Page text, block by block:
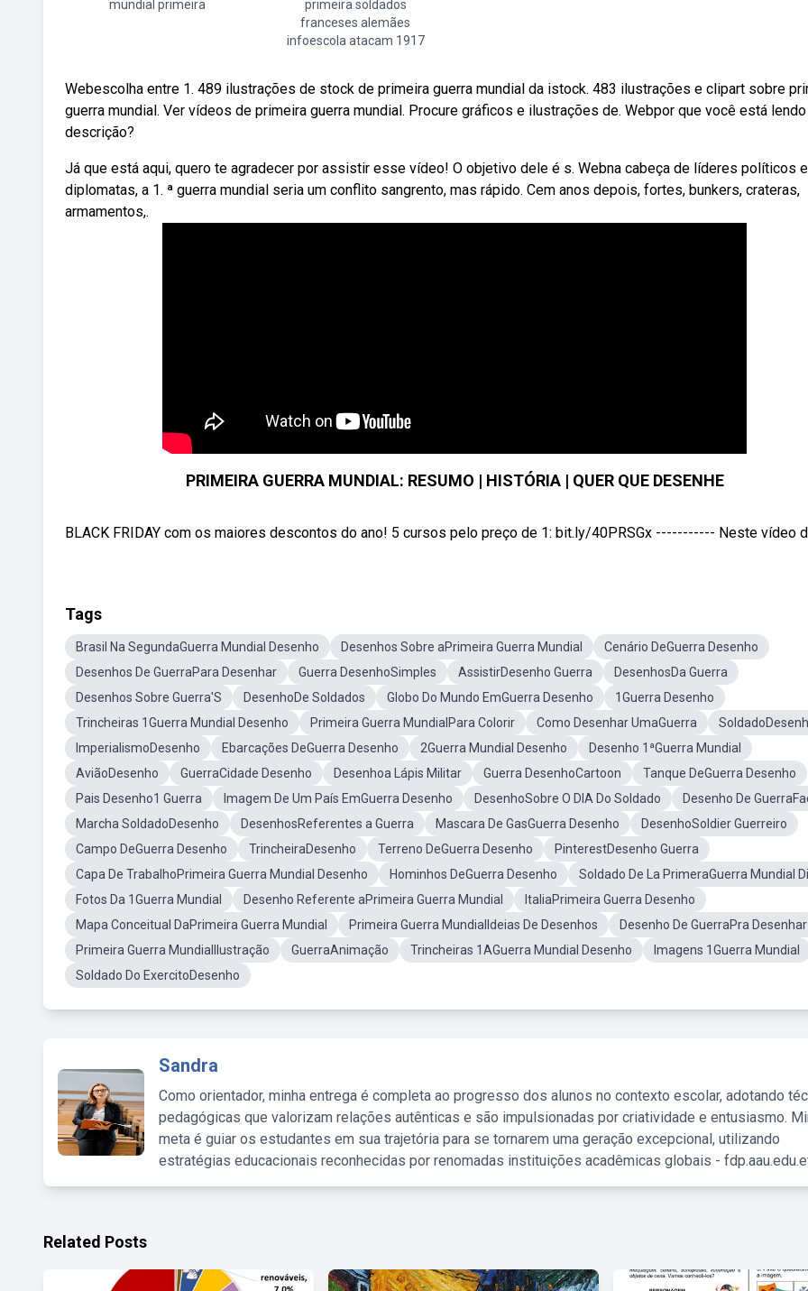
mundial primeira
primeira soldados
franceses alemães
infoescola atacam 1917
Webescolha entre 1. 489 ilustrações de stock de primeira guerra mundial da istock. 483 ilustrações e clipart sobre
guerra mundial. Ver vídeos de primeira guerra mundial. Procure gráficos e ilustrações de. Webpor que você está
descrição?
Já que está aqui, quero te agradecer por assistir esse vídeo! O objetivo dele é s. Webna cabeça de líderes políticos e
diplomatas, a 1. ª guerra mundial seria um conflito sangrento, mas rápido. Cem anos depois, fortes, bunkers, crateras,
armamentos,.
PRIMEIRA GUERRA MUNDIAL: RESUMO | HISTÓRIA | QUER QUE DESENHE
BLACK FRIDAY com os maiores descontos do ano! 5 cursos pelo preço de 1: bit.ly/40PRSGx ----------- Neste vídeo
Tags
Brasil Na SegundaGuerra Mundial Desenho Desenhos Sobre aPrimeira Guerra Mundial
Cenário DeGuerra Desenho
Desenhos De GuerraPara Desenhar
Guerra DesenhoSimples AssistirDesenho Guerra
DesenhosDa Guerra
Desenhos Sobre Guerra'S
DesenhoDe Soldados Globo Do Mundo EmGuerra Desenho
1Guerra Desenho
Trincheiras 1Guerra Mundial Desenho
Primeira Guerra MundialPara Colorir Como Desenhar UmaGuerra
ImperialismoDesenho
Ebarcações DeGuerra Desenho 2Guerra Mundial Desenho
Desenho 1ªGuerra Mundial
AviãoDesenho
GuerraCidade Desenho Desenhoa Lápis Militar Guerra DesenhoCartoon
Tanque DeGuerra Desenho
Pais Desenho1 Guerra
Imagem De Um País EmGuerra Desenho DesenhoSobre O DIA Do Soldado
Desenho De
Marcha SoldadoDesenho
DesenhosReferentes a Guerra Mascara De GasGuerra Desenho
DesenhoSoldier Guerreiro
Campo DeGuerra Desenho
TrincheiraDesenho Terreno DeGuerra Desenho
PinterestDesenho Guerra
Capa De TrabalhoPrimeira Guerra Mundial Desenho
Hominhos DeGuerra Desenho
Soldado De La PrimeraGuerra Mundial
Fotos Da 1Guerra Mundial
Desenho Referente aPrimeira Guerra Mundial
ItaliaPrimeira Guerra Desenho
Mapa Conceitual DaPrimeira Guerra Mundial
Primeira Guerra MundialIdeias De Desenhos
Desenho De GuerraPra Desenhar
Primeira Guerra MundialIlustração
GuerraAnimação Trincheiras 1AGuerra Mundial Desenho
Imagens 1Guerra Mundial
Soldado Do ExercitoDesenho
Sandra
Como orientador, minha entrega é completa ao progresso dos alunos no contexto escolar, adotando
pedagógicas que valorizam relações autênticas e são impulsionadas por criatividade e entusiasmo.
meta é guiar os estudantes em sua trajetória para se tornarem uma geração excepcional, utilizando
estratégias educacionais reconhecidas por renomadas instituições acadêmicas globais -
Related Posts